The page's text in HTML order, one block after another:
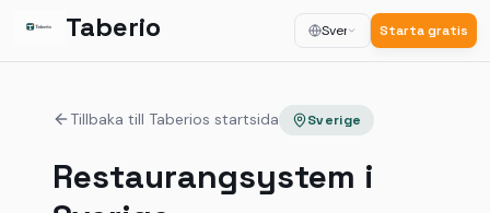
Taberio Svenska Starta gratis
Tillbaka till Taberios startsida Sverige
Restaurangsystem i